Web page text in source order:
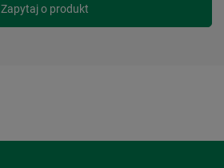
Zapytaj o produkt